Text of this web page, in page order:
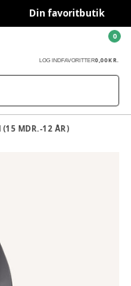
Din favoritbutik
LOG INDFAVORITTER0,00 KR.
0
(15 MDR.-12 ÅR)